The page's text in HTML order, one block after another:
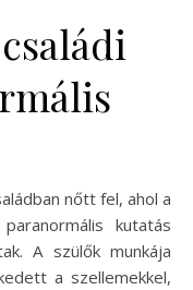
nőtt fel, ahol a
kutatás
A szülők munkája
a szellemekkel,